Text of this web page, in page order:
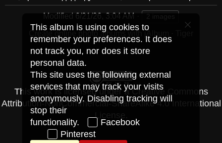
Modified 6/21/26, 3:04 AM
Create online photo albums with jAlbum
This work is licensed under aCreative Commons
Attribution-NonCommercial-ShareAlike 4.0 International
License
This album is using cookies to
remember your preferences. It does
not track you, nor does it store
personal data.
This site uses the following external
services that may track your visits
anonymously. Disabling tracking will
stop their
functionality.
Facebook
Pinterest